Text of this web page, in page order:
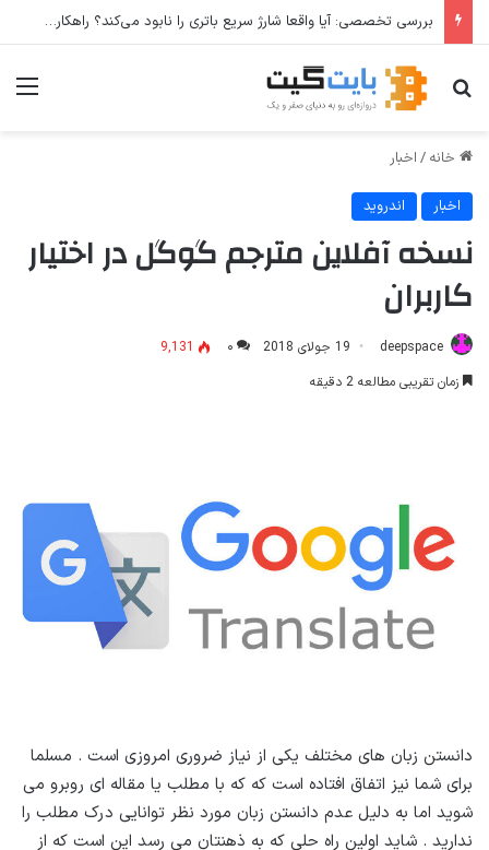
بررسی تخصصی: آیا واقعا شارژ سریع باتری را نابود می‌کند؟ راهکارهای عملی برای افزایش طول عمر باتری
جستجو برای
خانه / اخبار
اخبار اندروید
نسخه آفلاین مترجم گوگل در اختیار
کاربران
deepspace 19 جولای 2018 ۰
9,131
زمان تقریبی مطالعه 2 دقیقه
دانستن زبان های مختلف یکی از نیاز ضروری امروزی است . مسلما
برای شما نیز اتفاق افتاده است که که با مطلب یا مقاله ای روبرو می
شوید اما به دلیل عدم دانستن زبان مورد نظر توانایی درک مطلب را
ندارید . شاید اولین راه حلی که به ذهنتان می رسد این است که از